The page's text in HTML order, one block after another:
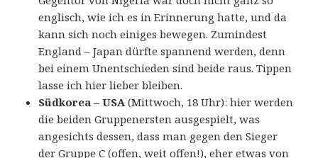
englisch, wie ich es in Erinnerung hatte, und da
kann sich noch einiges bewegen. Zumindest
England – Japan dürfte spannend werden, denn
bei einem Unentschieden sind beide raus. Tippen
lasse ich hier lieber bleiben.
Südkorea – USA(Mittwoch, 18 Uhr): hier werden
die beiden Gruppenersten ausgespielt, was
angesichts dessen, dass man gegen den Sieger
der Gruppe C (offen, weit offen!), eher etwas von